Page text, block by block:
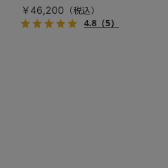
￥46,200
4.8（5）